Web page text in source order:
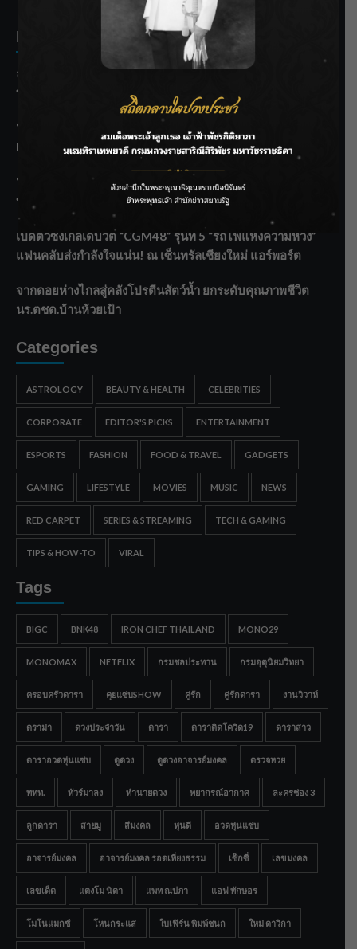
Recent Posts
ลุยไม่หยุด!! กรมชลฯ เร่งเคลียร์ผักตบชวา-ติดตั้งเครื่องสูบน้ำ
ทั่วไทย
“BILLKIN” สร้างความภาคภูมิใจ คว้ารางวัลใหญ่ Weibo
Malaysia พร้อมโชว์สุดประทับใจ
“สุริยะ” สั่งกรมชลฯ เฝ้าระวังน้ำ 24 ชม. รับมือฝนสิงหาคม
บริหารเชิงรุกลดเสี่ยงน้ำท่วม
เปิดตัวซิงเกิลเดบิวต์ “CGM48” รุ่นที่ 5 “รถไฟแห่งความหวัง”
แฟนคลับส่งกำลังใจแน่น! ณ เซ็นทรัลเชียงใหม่ แอร์พอร์ต
จากดอยห่างไกลสู่คลังโปรตีนสัตว์น้ำ ยกระดับคุณภาพชีวิต
นร.ตชด.บ้านห้วยเป้า
Categories
ASTROLOGY BEAUTY & HEALTH CELEBRITIES
CORPORATE EDITOR'S PICKS ENTERTAINMENT
ESPORTS FASHION FOOD & TRAVEL GADGETS
GAMING LIFESTYLE MOVIES MUSIC NEWS
RED CARPET SERIES & STREAMING TECH & GAMING
TIPS & HOW-TO VIRAL
Tags
BIGC BNK48 IRON CHEF THAILAND MONO29
MONOMAX NETFLIX กรมชลประทาน กรมอุตุนิยมวิทยา
ครอบครัวดารา คุยแซ่บSHOW คู่รัก คู่รักดารา งานวิวาห์
ดราม่า ดวงประจำวัน ดารา ดาราติดโควิด19 ดาราสาว
ดาราอวดหุ่นแซ่บ ดูดวง ดูดวงอาจารย์มงคล ตรวจหวย
ททท. ทัวร์มาลง ทำนายดวง พยากรณ์อากาศ ละครช่อง 3
ลูกดารา สายมู สีมงคล หุ่นดี อวดหุ่นแซ่บ
อาจารย์มงคล อาจารย์มงคล รอดเที่ยงธรรม เซ็กซี่ เลขมงคล
เลขเด็ด แตงโม นิดา แพท ณปภา แอฟ ทักษอร
โมโนแมกซ์ โหนกระแส ใบเฟิร์น พิมพ์ชนก ใหม่ ดาวิกา